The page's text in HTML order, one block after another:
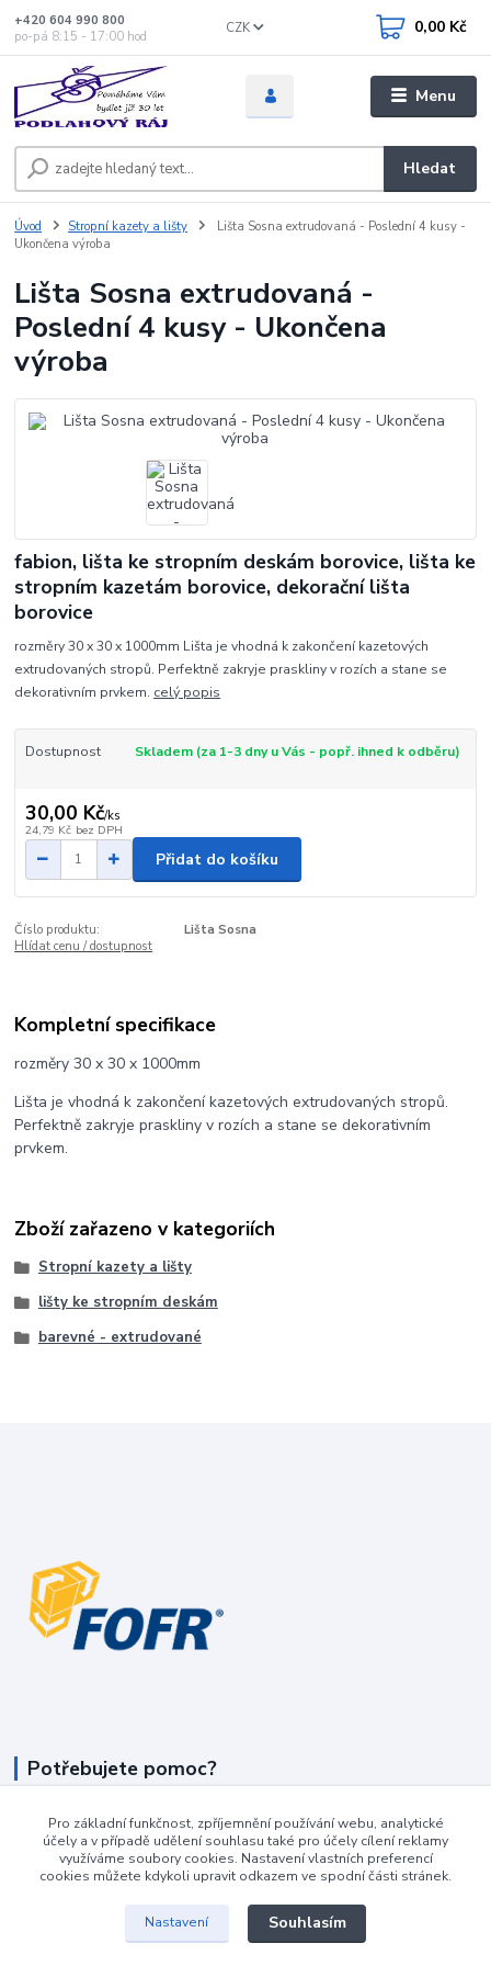
Menu
CZK
Hledat
+420 604 990 800
po-pá 8:15 - 17:00 hod
0,00 Kč
Úvod Stropní kazety a lišty
Lišta Sosna extrudovaná - Poslední 4 kusy -
Ukončena výroba
Lišta Sosna extrudovaná -
Poslední 4 kusy - Ukončena
výroba
fabion, lišta ke stropním deskám borovice, lišta ke
stropním kazetám borovice, dekorační lišta
borovice
rozměry 30 x 30 x 1000mm Lišta je vhodná k zakončení kazetových
extrudovaných stropů. Perfektně zakryje praskliny v rozích a stane se
dekorativním prvkem. celý popis
Dostupnost Skladem (za 1-3 dny u Vás - popř. ihned k odběru)
30,00 Kč/ks
24,79 Kč bez DPH
Přidat do košíku
Číslo produktu:
Lišta Sosna
Hlídat cenu / dostupnost
Kompletní specifikace
rozměry 30 x 30 x 1000mm
Lišta je vhodná k zakončení kazetových extrudovaných stropů.
Perfektně zakryje praskliny v rozích a stane se dekorativním
prvkem.
Zboží zařazeno v kategoriích
Stropní kazety a lišty
lišty ke stropním deskám
barevné - extrudované
Potřebujete pomoc?
+420 604 990 800
po-pá 8:15 - 17:00 hod
info@podlahovyraj.cz
Pro základní funkčnost, zpříjemnění používání webu, analytické
účely a v případě udělení souhlasu také pro účely cílení reklamy
využíváme soubory cookies. Nastavení vlastních preferencí
cookies můžete kdykoli upravit odkazem ve spodní části stránek.
Nastavení Souhlasím